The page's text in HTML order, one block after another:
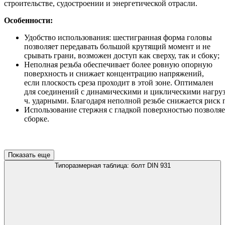
строительстве, судостроении и энергетической отрасли.
Особенности:
Удобство использования: шестигранная форма головы
позволяет передавать большой крутящий момент и не
срывать грани, возможен доступ как сверху, так и сбоку;
Неполная резьба обеспечивает более ровную опорную
поверхность и снижает концентрацию напряжений,
если плоскость среза проходит в этой зоне. Оптимален
для соединений с динамическими и циклическими
ч. ударными. Благодаря неполной резьбе снижается
Использование стержня с гладкой поверхностью
сборке.
Показать еще
Типоразмерная таблица: болт DIN 931